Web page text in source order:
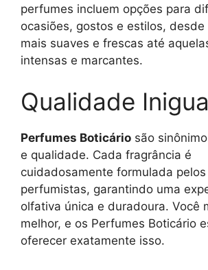
perfumes incluem opções para
ocasiões, gostos e estilos, desde
mais suaves e frescas até
intensas e marcantes.
Qualidade
Perfumes Boticário são
e qualidade. Cada fragrância é
cuidadosamente formulada
perfumistas, garantindo uma
olfativa única e duradoura. Você
melhor, e os Perfumes Boticário
oferecer exatamente isso.